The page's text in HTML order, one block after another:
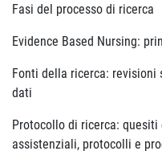
Fasi del processo di ricerca
Evidence Based Nursing:
Fonti della ricerca: revisioni
dati
Protocollo di ricerca:
assistenziali, protocolli e